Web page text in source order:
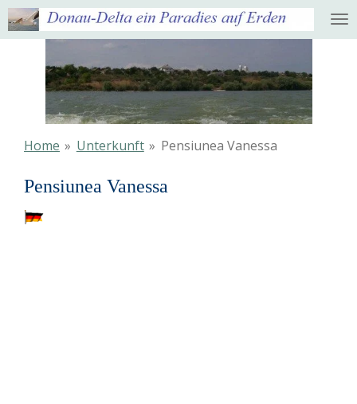
Ga
direct
hoofdinhoud
Home » Unterkunft » Pensiunea Vanessa
Pensiunea Vanessa